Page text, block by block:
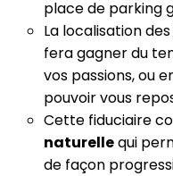
place de parking
La localisation
fera gagner du
vos passions, ou
pouvoir vous
Cette fiduciaire
naturellequi
de façon